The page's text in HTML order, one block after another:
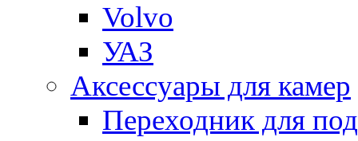
Volvo
УАЗ
Аксессуары для камер
Переходник для